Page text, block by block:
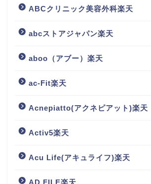
ABCクリニック美容外科楽天
abcストアジャパン楽天
aboo（アブー）楽天
ac-Fit楽天
Acnepiatto(アクネピアット)楽天
Activ5楽天
Acu Life(アキュライフ)楽天